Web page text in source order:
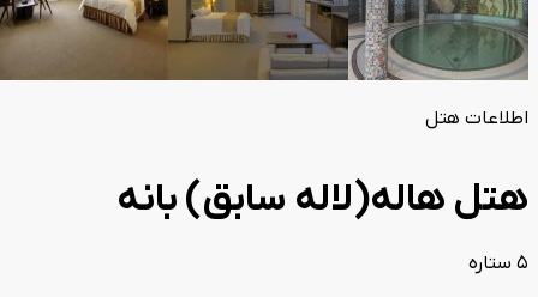
اطلاعات هتل
هتل هاله(لاله سابق) بانه
5 ستاره